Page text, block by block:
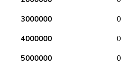
3000000
0
4000000
0
5000000
0